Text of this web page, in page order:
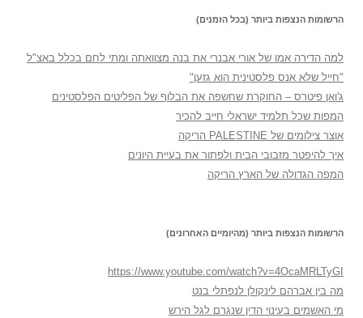
הרשומות הנצפות ביותר (בכל הזמנים)
למה הדירה אמו של אורי אבנרי את בנה מצוואתה ומתי לחם בכלל באצ"ל
"חייל שלא אנס פלסטינית הוא גזען"
ג'ואן פיטרס – החוקרת שחשפה את הבלוף של הפליטים הפלסטינים
המפות שכל תלמיד ישראלי חייב להכיר
אוצר צילומים של PALESTINE הריקה
איך להיפטר מזבובי הבית ולפתור את בעיית היונים
המפה הגדולה של הארץ הריקה
הרשומות הנצפות ביותר (מהיומיים האחרונים)
https://www.youtube.com/watch?v=4OcaMRLTyGI
מה בין אברהם לינקולן לנפתלי בנט
מי האשמים בעינוי הדין שנגרם לגל הירש